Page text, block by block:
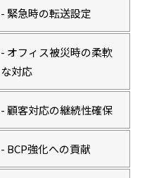
- 緊急時の転送設定
- オフィス被災時の柔軟
な対応
- 顧客対応の継続性確保
- BCP強化への貢献